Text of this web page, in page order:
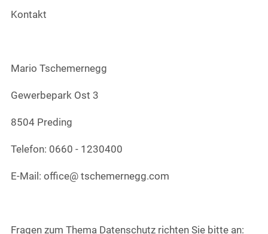
Kontakt
Mario Tschemernegg
Gewerbepark Ost 3
8504 Preding
Telefon: 0660 - 1230400
E-Mail: office@ tschemernegg.com
Fragen zum Thema Datenschutz richten Sie bitte an: